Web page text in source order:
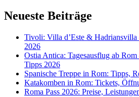
Neueste Beiträge
Tivoli: Villa d’Este & Hadriansvilla
2026
Ostia Antica: Tagesausflug ab
Tipps 2026
Spanische Treppe in Rom: Tipps,
Katakomben in Rom: Tickets,
Roma Pass 2026: Preise,